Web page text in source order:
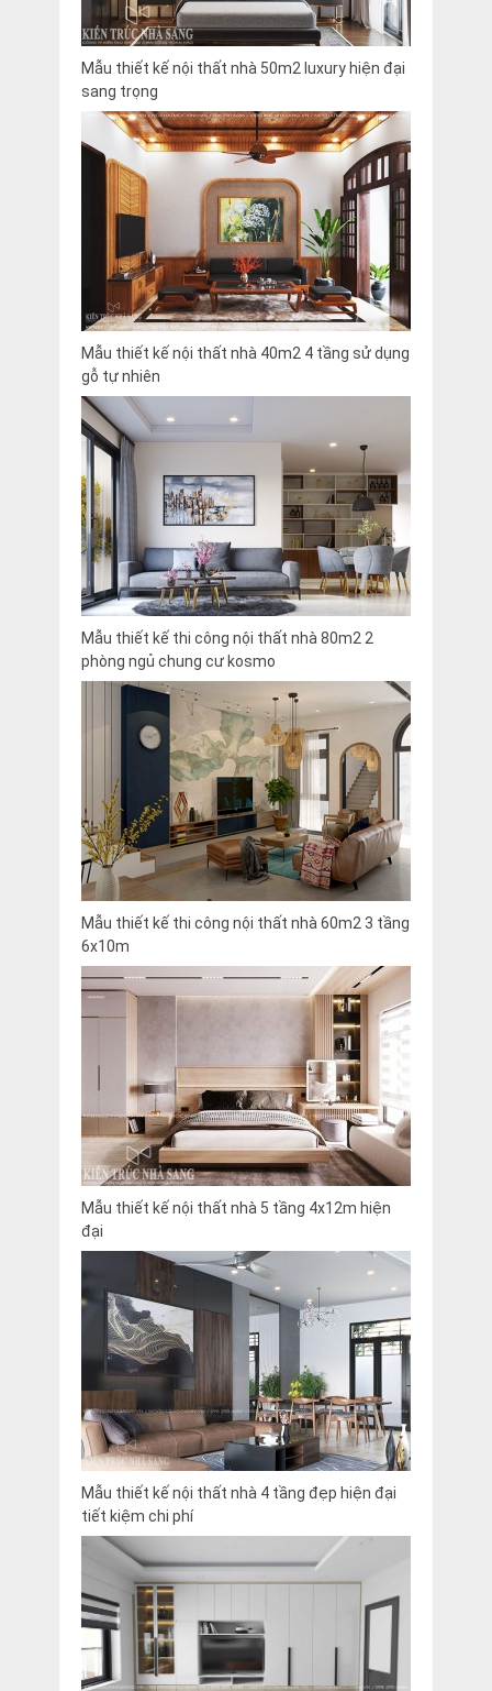
Mẫu thiết kế nội thất nhà 50m2 luxury hiện đại
sang trọng
Mẫu thiết kế nội thất nhà 40m2 4 tầng sử dụng
gỗ tự nhiên
Mẫu thiết kế thi công nội thất nhà 80m2 2
phòng ngủ chung cư kosmo
Mẫu thiết kế thi công nội thất nhà 60m2 3 tầng
6x10m
Mẫu thiết kế nội thất nhà 5 tầng 4x12m hiện
đại
Mẫu thiết kế nội thất nhà 4 tầng đẹp hiện đại
tiết kiệm chi phí